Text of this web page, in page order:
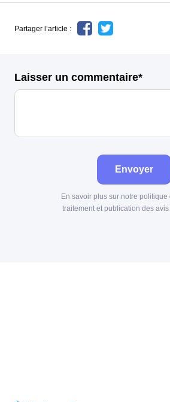
Partager l’article :
Laisser un commentaire*
Envoyer
En savoir plus sur notre politique
traitement et publication des avis